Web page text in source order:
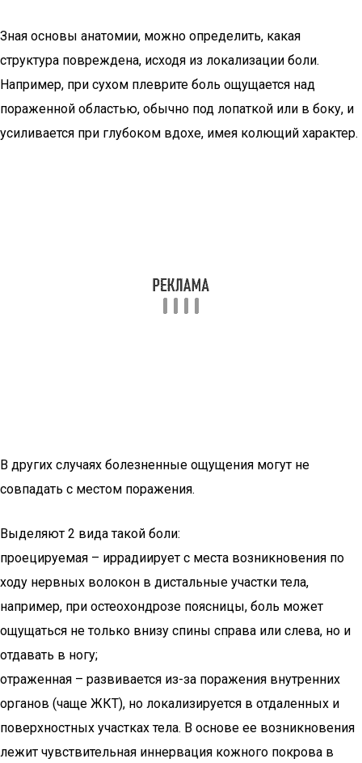
Зная основы анатомии, можно определить, какая
структура повреждена, исходя из локализации боли.
Например, при сухом плеврите боль ощущается над
пораженной областью, обычно под лопаткой или в боку, и
усиливается при глубоком вдохе, имея колющий характер.
В других случаях болезненные ощущения могут не
совпадать с местом поражения.
Выделяют 2 вида такой боли:
проецируемая – иррадиирует с места возникновения по
ходу нервных волокон в дистальные участки тела,
например, при остеохондрозе поясницы, боль может
ощущаться не только внизу спины справа или слева, но и
отдавать в ногу;
отраженная – развивается из-за поражения внутренних
органов (чаще ЖКТ), но локализируется в отдаленных и
поверхностных участках тела. В основе ее возникновения
лежит чувствительная иннервация кожного покрова в